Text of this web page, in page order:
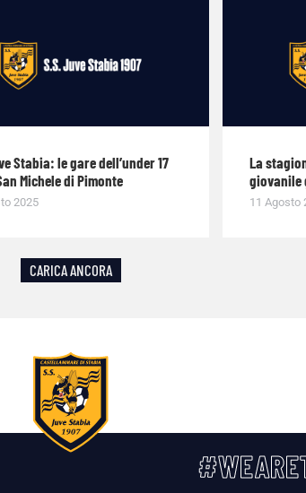
Stabia: le gare dell’under 17
Michele di Pimonte
2025
La
giovanile
11 Agosto
CARICA ANCORA